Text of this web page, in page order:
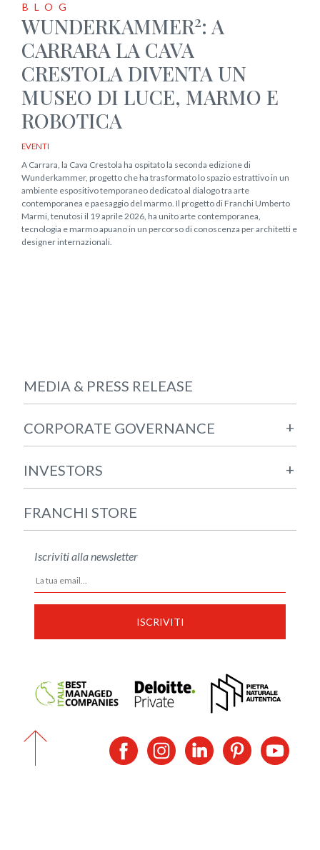
BLOG
WUNDERKAMMER2: A
CARRARA LA CAVA
CRESTOLA DIVENTA UN
MUSEO DI LUCE, MARMO E
ROBOTICA
EVENTI
A Carrara, la Cava Crestola ha ospitato la seconda edizione di
Wunderkammer, progetto che ha trasformato lo spazio estrattivo in un
ambiente espositivo temporaneo dedicato al dialogo tra arte
contemporanea e paesaggio del marmo. Il progetto di Franchi Umberto
Marmi, tenutosi il 19 aprile 2026, ha unito arte contemporanea,
tecnologia e marmo apuano in un percorso di conoscenza per architetti e
designer internazionali.
MEDIA & PRESS RELEASE
CORPORATE GOVERNANCE +
INVESTORS +
FRANCHI STORE
Iscriviti alla newsletter